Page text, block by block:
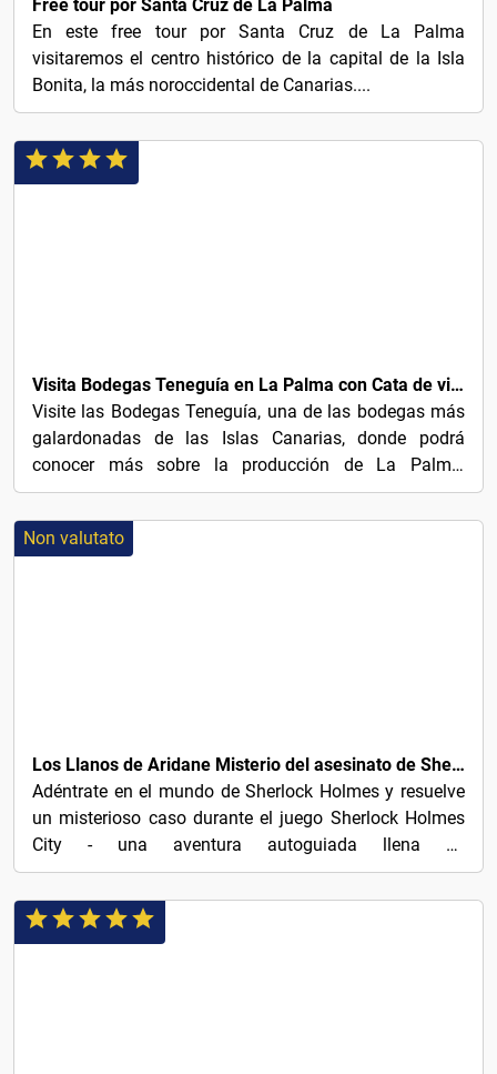
Free tour por Santa Cruz de La Palma
En este free tour por Santa Cruz de La Palma
visitaremos el centro histórico de la capital de la Isla
Bonita, la más noroccidental de Canarias....
Visita Bodegas Teneguía en La Palma con Cata de vinos
Visite las Bodegas Teneguía, una de las bodegas más
galardonadas de las Islas Canarias, donde podrá
conocer más sobre la producción de La Palma,
además de ser...
Non valutato
Los Llanos de Aridane Misterio del asesinato de Sherlock Holmes autoguiado
Adéntrate en el mundo de Sherlock Holmes y resuelve
un misterioso caso durante el juego Sherlock Holmes
City - una aventura autoguiada llena de
rompecabezas,...